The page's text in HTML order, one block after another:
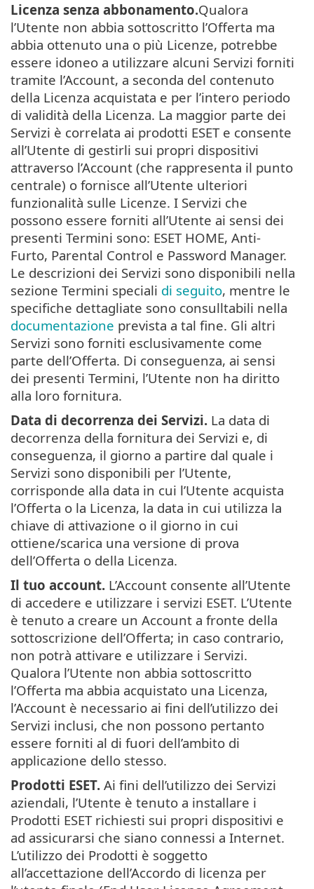
Licenza senza abbonamento.Qualora
l’Utente non abbia sottoscritto l’Offerta ma
abbia ottenuto una o più Licenze, potrebbe
essere idoneo a utilizzare alcuni Servizi forniti
tramite l’Account, a seconda del contenuto
della Licenza acquistata e per l’intero periodo
di validità della Licenza. La maggior parte dei
Servizi è correlata ai prodotti ESET e consente
all’Utente di gestirli sui propri dispositivi
attraverso l’Account (che rappresenta il punto
centrale) o fornisce all’Utente ulteriori
funzionalità sulle Licenze. I Servizi che
possono essere forniti all’Utente ai sensi dei
presenti Termini sono: ESET HOME, Anti-
Furto, Parental Control e Password Manager.
Le descrizioni dei Servizi sono disponibili nella
sezione Termini speciali di seguito, mentre le
specifiche dettagliate sono consulltabili nella
documentazione prevista a tal fine. Gli altri
Servizi sono forniti esclusivamente come
parte dell’Offerta. Di conseguenza, ai sensi
dei presenti Termini, l’Utente non ha diritto
alla loro fornitura.
Data di decorrenza dei Servizi. La data di
decorrenza della fornitura dei Servizi e, di
conseguenza, il giorno a partire dal quale i
Servizi sono disponibili per l’Utente,
corrisponde alla data in cui l’Utente acquista
l’Offerta o la Licenza, la data in cui utilizza la
chiave di attivazione o il giorno in cui
ottiene/scarica una versione di prova
dell’Offerta o della Licenza.
Il tuo account. L’Account consente all’Utente
di accedere e utilizzare i servizi ESET. L’Utente
è tenuto a creare un Account a fronte della
sottoscrizione dell’Offerta; in caso contrario,
non potrà attivare e utilizzare i Servizi.
Qualora l’Utente non abbia sottoscritto
l’Offerta ma abbia acquistato una Licenza,
l’Account è necessario ai fini dell’utilizzo dei
Servizi inclusi, che non possono pertanto
essere forniti al di fuori dell’ambito di
applicazione dello stesso.
Prodotti ESET. Ai fini dell’utilizzo dei Servizi
aziendali, l’Utente è tenuto a installare i
Prodotti ESET richiesti sui propri dispositivi e
ad assicurarsi che siano connessi a Internet.
L’utilizzo dei Prodotti è soggetto
all’accettazione dell’Accordo di licenza per